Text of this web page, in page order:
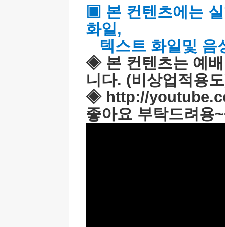
▣ 본 컨텐츠에는
화일,
텍스트 화일및 음
◈ 본 컨텐츠는 예
니다. (비상업적용
◈ http://
좋아요 부탁드려용